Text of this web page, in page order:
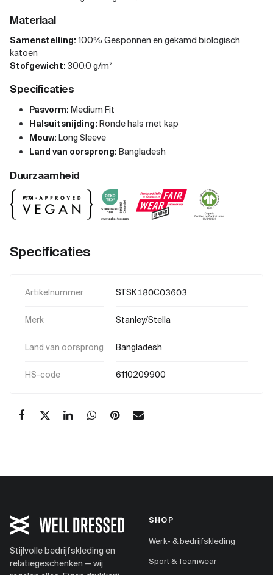
Materiaal
Samenstelling: 100% Gesponnen en gekamd biologisch
katoen
Stofgewicht: 300.0 g/m²
Specificaties
Pasvorm: Medium Fit
Halsuitsnijding: Ronde hals met kap
Mouw: Long Sleeve
Land van oorsprong: Bangladesh
Duurzaamheid
Specificaties
Artikelnummer STSK180C03603
Merk Stanley/Stella
Land van oorsprong Bangladesh
HS-code 6110209900
Stijlvolle bedrijfskleding en
relatiegeschenken — wij
SHOP
Werk- & bedrijfskleding
Sport & Teamwear